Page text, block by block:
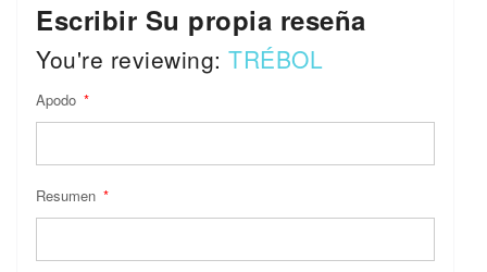
Escribir Su propia reseña
You're reviewing: TRÉBOL
Apodo
Resumen